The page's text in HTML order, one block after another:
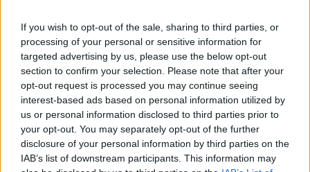
If you wish to opt-out of the sale, sharing to third parties, or
processing of your personal or sensitive information for
targeted advertising by us, please use the below opt-out
section to confirm your selection. Please note that after your
opt-out request is processed you may continue seeing
interest-based ads based on personal information utilized by
us or personal information disclosed to third parties prior to
your opt-out. You may separately opt-out of the further
disclosure of your personal information by third parties on the
IAB’s list of downstream participants. This information may